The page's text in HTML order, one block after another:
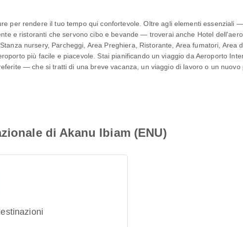
per rendere il tuo tempo qui confortevole. Oltre agli elementi essenziali
e ristoranti che servono cibo e bevande — troverai anche Hotel
nursery, Parcheggi, Area Preghiera, Ristorante, Area fumatori, Area
più facile e piacevole. Stai pianificando un viaggio da Aeroporto
— che si tratti di una breve vacanza, un viaggio di lavoro o un nuovo
di Akanu Ibiam (ENU)